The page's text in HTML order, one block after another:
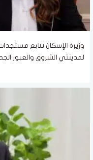
وزيرة الإسكان تتابع
لمدينتي الشروق والعبور